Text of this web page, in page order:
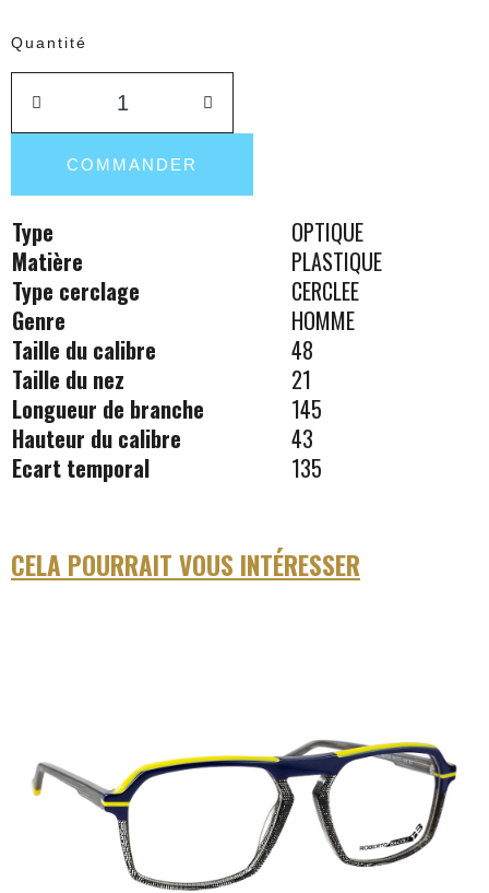
Quantité
COMMANDER
Type
OPTIQUE
Matière
PLASTIQUE
Type cerclage
CERCLEE
Genre
HOMME
Taille du calibre
48
Taille du nez
21
Longueur de branche
145
Hauteur du calibre
43
Ecart temporal
135
CELA POURRAIT VOUS INTÉRESSER